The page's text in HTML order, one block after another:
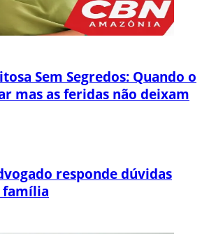
Sem Segredos: Quando o
mas as feridas não deixam
responde dúvidas
família